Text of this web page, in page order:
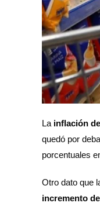
La inflación
quedó por
porcentuales
Otro dato que
incremento